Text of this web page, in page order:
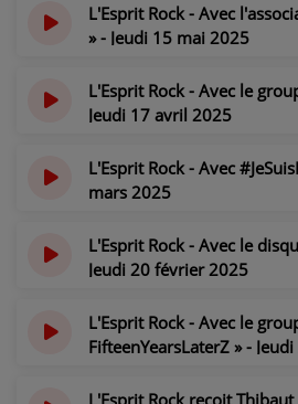
L'Esprit Rock - Avec
» - Jeudi 15 mai 2025
L'Esprit Rock - Avec le
Jeudi 17 avril 2025
L'Esprit Rock - Avec
mars 2025
L'Esprit Rock - Avec le
Jeudi 20 février 2025
L'Esprit Rock - Avec le
FifteenYearsLaterZ » -
L'Esprit Rock reçoit